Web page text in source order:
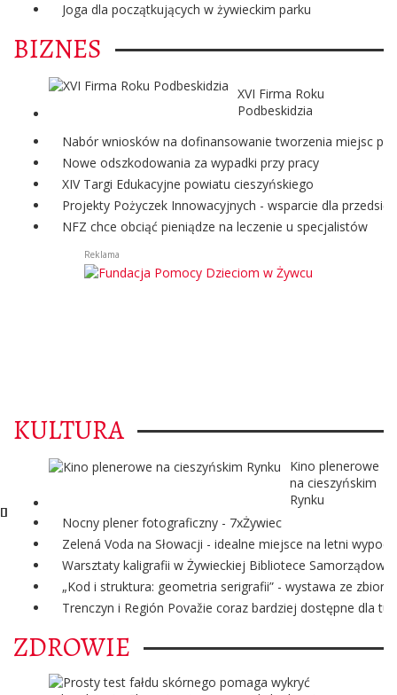
Joga dla początkujących w żywieckim parku
BIZNES
XVI Firma Roku
Podbeskidzia
Nabór wniosków na dofinansowanie tworzenia miejsc
Nowe odszkodowania za wypadki przy pracy
XIV Targi Edukacyjne powiatu cieszyńskiego
Projekty Pożyczek Innowacyjnych - wsparcie dla
NFZ chce obciąć pieniądze na leczenie u specjalistów
Reklama
KULTURA
Kino plenerowe
na cieszyńskim
Rynku
Nocny plener fotograficzny - 7xŻywiec
Zelená Voda na Słowacji - idealne miejsce na letni
Warsztaty kaligrafii w Żywieckiej Bibliotece Samorządowej
„Kod i struktura: geometria serigrafii” - wystawa ze
Trenczyn i Región Považie coraz bardziej dostępne dla
ZDROWIE